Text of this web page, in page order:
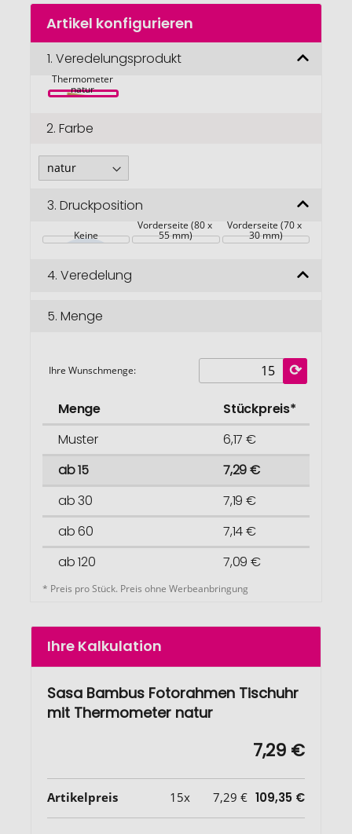
Zum
Anfang
Bildgalerie
springen
Artikel konfigurieren
1. Veredelungsprodukt
Fotorahmen
Thermometer
natur
2. Farbe
3. Druckposition
Keine
Vorderseite (80 x
55 mm)
Vorderseite (70 x
30 mm)
4. Veredelung
5. Menge
Ihre Wunschmenge:
Menge
Stückpreis*
Muster
6,17 €
ab 15
7,29 €
ab 30
7,19 €
ab 60
7,14 €
ab 120
7,09 €
* Preis pro Stück. Preis ohne Werbeanbringung
Ihre Kalkulation
Sasa Bambus Fotorahmen Tischuhr
mit Thermometer natur
7,29 €
Artikelpreis 15x 7,29 € 109,35 €